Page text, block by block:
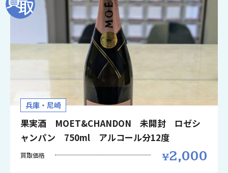
兵庫・尼崎
果実酒 MOET&CHANDON 未開封 ロゼシ
ャンパン 750ml アルコール分12度
買取価格 2,000